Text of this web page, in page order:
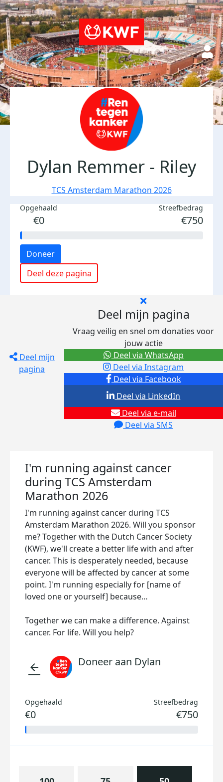
Dylan Remmer - Riley
TCS Amsterdam Marathon 2026
Opgehaald
€0
Streefbedrag
€750
Doneer
Deel deze pagina
Deel mijn
pagina
Deel mijn pagina
Vraag veilig en snel om donaties voor
jouw actie
Deel via Facebook
Deel via Instagram
Deel via e-mail
Deel via SMS
Deel via LinkedIn
Deel via WhatsApp
I'm running against cancer
during TCS Amsterdam
Marathon 2026
I'm running against cancer during TCS
Amsterdam Marathon 2026. Will you sponsor
me? Together with the Dutch Cancer Society
(KWF), we'll create a better life with and after
cancer. This is desperately needed, because
everyone will be affected by cancer at some
point. I'm running especially for [name of
loved one or yourself] because…
Together we can make a difference. Against
cancer. For life. Will you help?
arrow_back Doneer aan Dylan
Opgehaald
€0
Streefbedrag
€750